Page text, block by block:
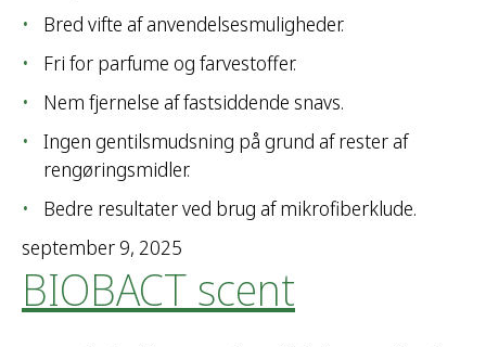
Bred vifte af anvendelsesmuligheder.
Fri for parfume og farvestoffer.
Nem fjernelse af fastsiddende snavs.
Ingen gentilsmudsning på grund af rester af
rengøringsmidler.
Bedre resultater ved brug af mikrofiberklude.
september 9, 2025
BIOBACT scent